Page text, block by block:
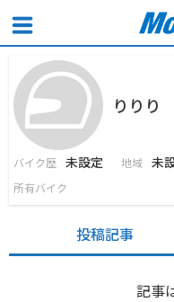
りりり
バイク歴 未設定 地域 未
所有バイク
投稿記事
記事